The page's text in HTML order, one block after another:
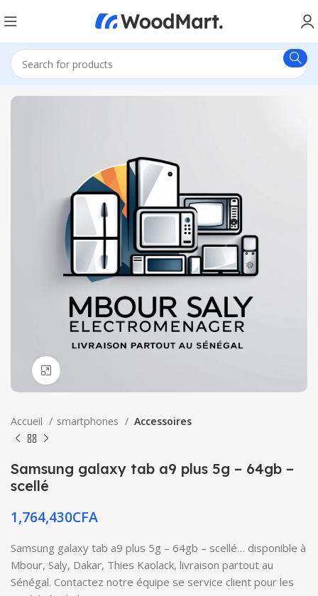
Accueil smartphones Accessoires
Samsung galaxy tab a9 plus 5g – 64gb –
scellé
1,764,430CFA
Samsung galaxy tab a9 plus 5g – 64gb – scellé… disponible à
Mbour, Saly, Dakar, Thies Kaolack, livraison partout au
Sénégal. Contactez notre équipe se service client pour les